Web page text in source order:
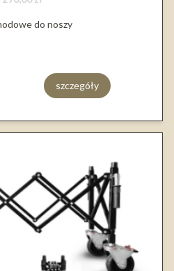
do noszy
szczegóły